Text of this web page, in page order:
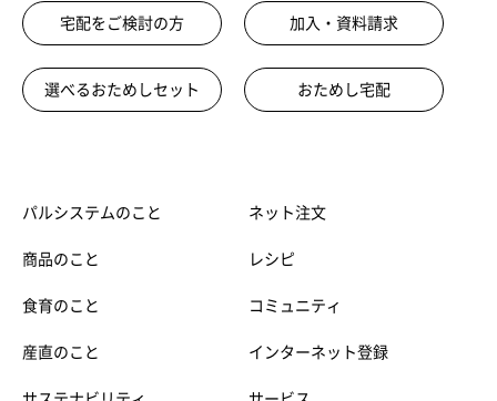
宅配をご検討の方 加入・資料請求
選べるおためしセット おためし宅配
パルシステムのこと
商品のこと
食育のこと
産直のこと
ネット注文
レシピ
コミュニティ
インターネット登録